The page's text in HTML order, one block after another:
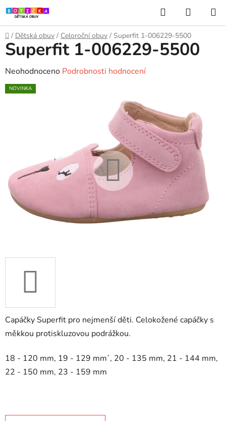
Přejít
na
obsah
Hledat
KOŠÍK
Domů
/ Dětská obuv / Celoroční obuv / Superfit 1-006229-5500
Capáčky Superfit pro nejmenší děti. Celokožené capáčky s
měkkou protiskluzovou podrážkou.
18 - 120 mm, 19 - 129 mm´, 20 - 135 mm, 21 - 144 mm,
22 - 150 mm, 23 - 159 mm
Superfit 1-006229-5500
Průměrné
hodnocení
hvězdiček.
Neohodnoceno Podrobnosti hodnocení
NOVINKA